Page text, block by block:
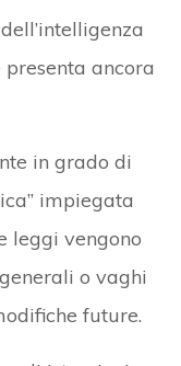
ancora
in grado di
impiegata
leggi vengono
o vaghi
future.